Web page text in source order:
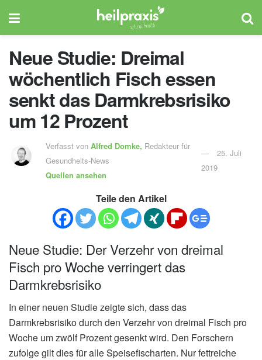
Neue Studie: Dreimal
wöchentlich Fisch essen
senkt das Darmkrebsrisiko
um 12 Prozent
Verfasst vonAlfred Domke, Redakteur für
Gesundheits-News
Quellen ansehen
25. Juli
2019
Teile den Artikel
Neue Studie: Der Verzehr von dreimal
Fisch pro Woche verringert das
Darmkrebsrisiko
In einer neuen Studie zeigte sich, dass das
Darmkrebsrisiko durch den Verzehr von dreimal Fisch pro
Woche um zwölf Prozent gesenkt wird. Den Forschern
zufolge gilt dies für alle Speisefischarten. Nur fettreiche